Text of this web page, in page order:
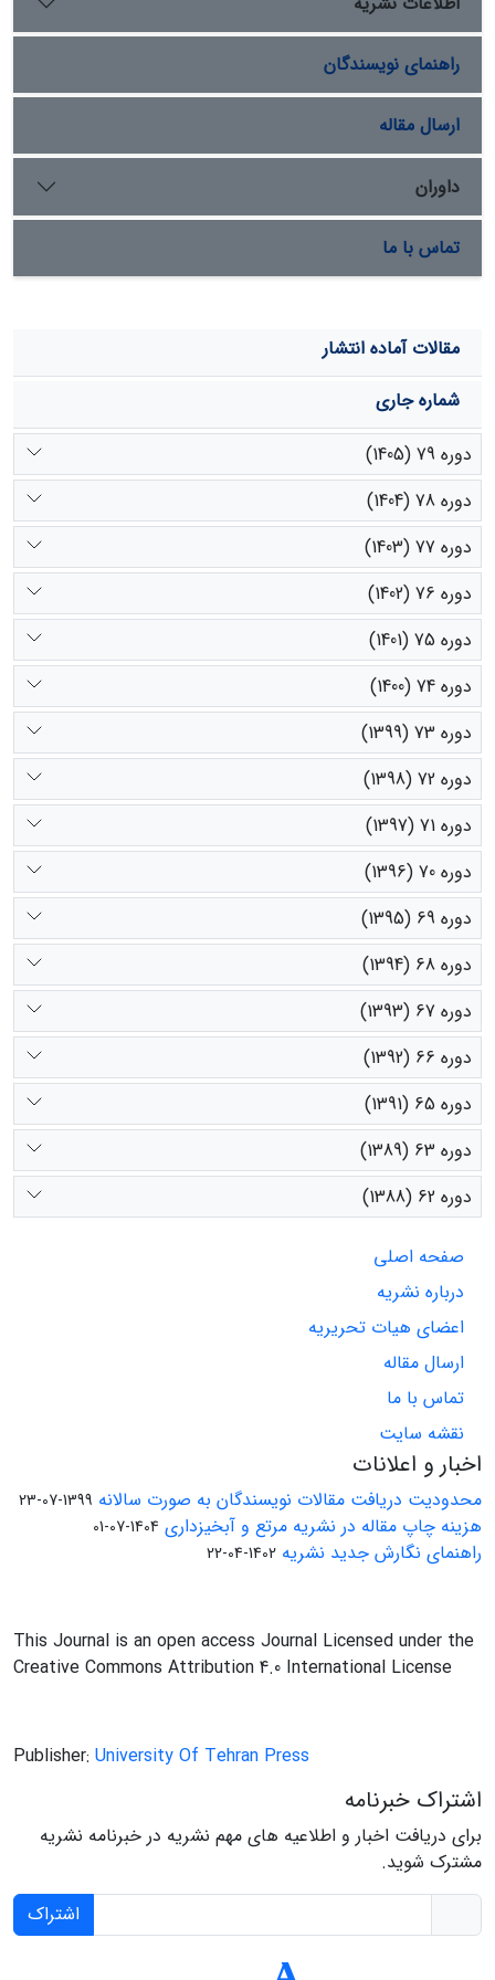
ناشی از زمین­لغزش می­باشد. با توجه به اینکه میزان متوسط کل
رسوب حوزه با استفاده از آمار موجود در طول دورۀ شبیه­سازی
برابر 111248 کیلوگرم می­باشد با توجه به نتایج مدل میزان رسوب
حاصل از زمین­لغزش برابر 120668 کیلوگرم از این مقدار است.
راهنمای نویسندگان
ارسال مقاله
داوران
تماس با ما
مقالات آماده انتشار
شماره جاری
دوره 79 (1405)
دوره 78 (1404)
دوره 77 (1403)
دوره 76 (1402)
دوره 75 (1401)
دوره 74 (1400)
دوره 73 (1399)
دوره 72 (1398)
دوره 71 (1397)
دوره 70 (1396)
دوره 69 (1395)
دوره 68 (1394)
دوره 67 (1393)
دوره 66 (1392)
دوره 65 (1391)
دوره 63 (1389)
دوره 62 (1388)
صفحه اصلی
درباره نشریه
اعضای هیات تحریریه
ارسال مقاله
تماس با ما
نقشه سایت
اخبار و اعلانات
محدودیت دریافت مقالات نویسندگان به صورت سالانه 1399-07-23
هزینه چاپ مقاله در نشریه مرتع و آبخیزداری 1404-07-01
راهنمای نگارش جدید نشریه 1402-04-22
This Journal is an open access Journal Licensed under the
Creative Commons Attribution 4.0 International License
Publisher: University Of Tehran Press
اشتراک خبرنامه
برای دریافت اخبار و اطلاعیه های مهم نشریه در خبرنامه نشریه
مشترک شوید.
اشتراک